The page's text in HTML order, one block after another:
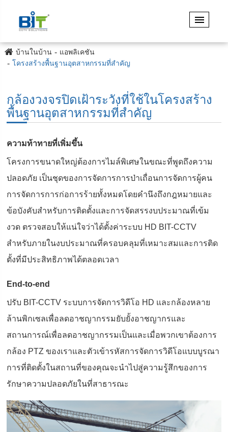
บ้านในบ้าน
แอพลิเคชัน
โครงสร้างพื้นฐานอุตสาหกรรมที่สำคัญ
กล้องวงจรปิดเฝ้าระวังที่ใช้ในโครงสร้าง
พื้นฐานอุตสาหกรรมที่สำคัญ
ความท้าทายที่เพิ่มขึ้น
โครงการขนาดใหญ่ต้องการไมล์พิเศษในขณะที่พูดถึงความ
ปลอดภัย เป็นชุดของการจัดการการป่าเถื่อนการจัดการผู้คน
การจัดการการก่อการร้ายทั้งหมดโดยคำนึงถึงกฎหมายและ
ข้อบังคับสำหรับการติดตั้งและการจัดสรรงบประมาณที่เข้ม
งวด ตรวจสอบให้แน่ใจว่าได้ตั้งค่าระบบ HD BIT-CCTV
สำหรับภายในงบประมาณที่ครอบคลุมที่เหมาะสมและการติด
ตั้งที่มีประสิทธิภาพได้ตลอดเวลา
End-to-end
ปรับ BIT-CCTV ระบบการจัดการวิดีโอ HD และกล้องหลาย
ล้านพิกเซลเพื่อลดอาชญากรรมยับยั้งอาชญากรและ
สถานการณ์เพื่อลดอาชญากรรมเป็นและเมื่อพวกเขาต้องการ
กล้อง PTZ ของเราและตัวเข้ารหัสการจัดการวิดีโอแบบบูรณา
การที่ติดตั้งในสถานที่ของคุณจะนำไปสู่ความรู้สึกของการ
รักษาความปลอดภัยในที่สาธารณะ